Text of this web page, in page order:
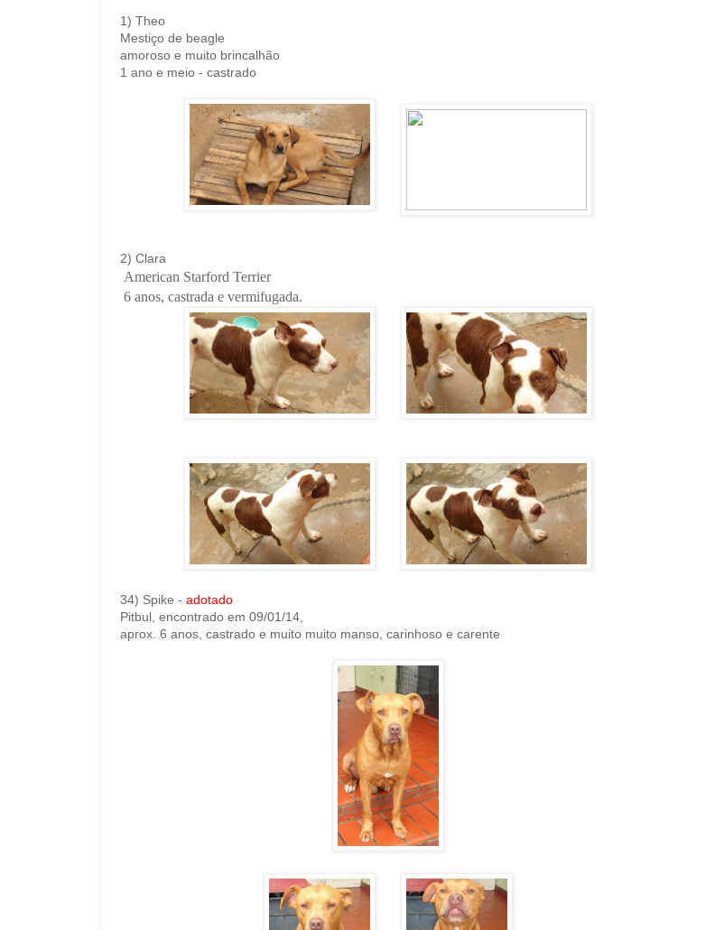
1) Theo
Mestiço de beagle
amoroso e muito brincalhão
1 ano e meio - castrado
2) Clara
American Starford Terrier
6 anos, castrada e vermifugada.
34) Spike - adotado
Pitbul, encontrado em 09/01/14,
aprox. 6 anos, castrado e muito muito manso, carinhoso e carente